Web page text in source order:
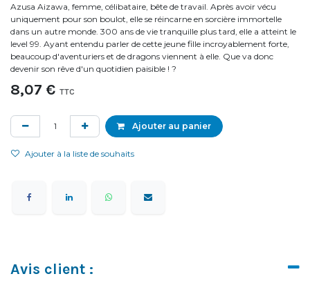
Azusa Aizawa, femme, célibataire, bête de travail. Après avoir vécu
uniquement pour son boulot, elle se réincarne en sorcière immortelle
dans un autre monde. 300 ans de vie tranquille plus tard, elle a atteint le
level 99. Ayant entendu parler de cette jeune fille incroyablement forte,
beaucoup d'aventuriers et de dragons viennent à elle. Que va donc
devenir son rêve d'un quotidien paisible ! ?
8,07 € TTC
Ajouter au panier
Ajouter à la liste de souhaits
Avis client :